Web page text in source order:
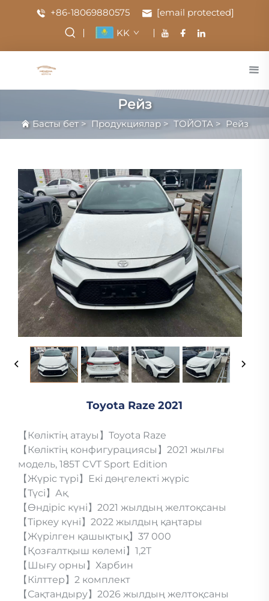
+86-18069880575
[email protected]
KK
Рейз
Басты бет> Продукциялар> ТОЙОТА> Рейз
Toyota Raze 2021
【Көліктің атауы】Toyota Raze
【Көліктің конфигурациясы】2021 жылғы
модель, 185T CVT Sport Edition
【Жүріс түрі】Екі дөңгелекті жүріс
【Түсі】Ақ
【Өндіріс күні】2021 жылдың желтоқсаны
【Тіркеу күні】2022 жылдың қаңтары
【Жүрілген қашықтық】37 000
【Қозғалтқыш көлемі】1,2T
【Шығу орны】Харбин
【Кілттер】2 комплект
【Сақтандыру】2026 жылдың желтоқсаны